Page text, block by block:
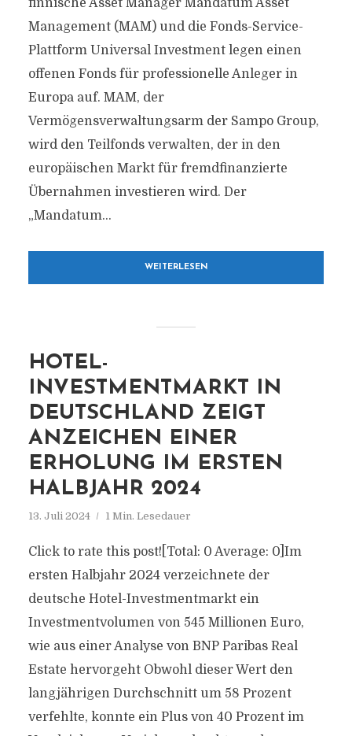
finnische Asset Manager Mandatum Asset
Management (MAM) und die Fonds-Service-
Plattform Universal Investment legen einen
offenen Fonds für professionelle Anleger in
Europa auf. MAM, der
Vermögensverwaltungsarm der Sampo Group,
wird den Teilfonds verwalten, der in den
europäischen Markt für fremdfinanzierte
Übernahmen investieren wird. Der
„Mandatum...
WEITERLESEN
HOTEL-
INVESTMENTMARKT IN
DEUTSCHLAND ZEIGT
ANZEICHEN EINER
ERHOLUNG IM ERSTEN
HALBJAHR 2024
13. Juli 2024 1 Min. Lesedauer
Click to rate this post![Total: 0 Average: 0]Im
ersten Halbjahr 2024 verzeichnete der
deutsche Hotel-Investmentmarkt ein
Investmentvolumen von 545 Millionen Euro,
wie aus einer Analyse von BNP Paribas Real
Estate hervorgeht Obwohl dieser Wert den
langjährigen Durchschnitt um 58 Prozent
verfehlte, konnte ein Plus von 40 Prozent im